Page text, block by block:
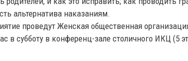
альтернатива наказаниям.
проведут Женская общественная
в субботу в конференц-зале столичного ИКЦ (5